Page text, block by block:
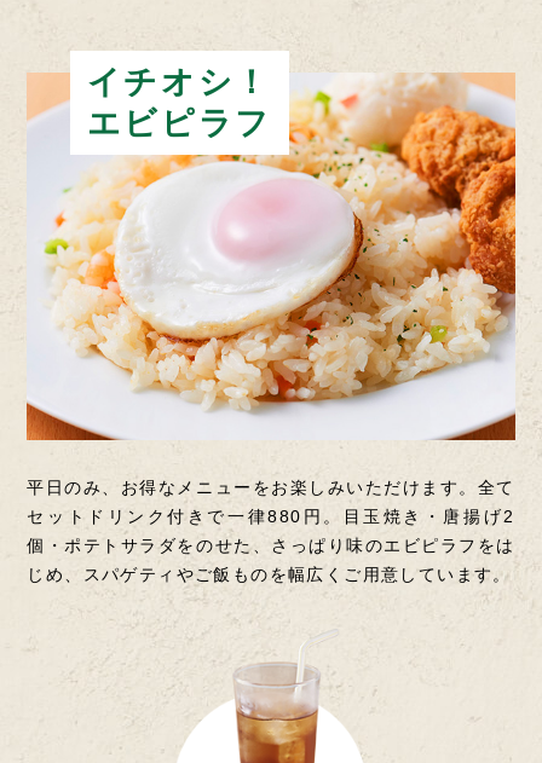
イチオシ！
エビピラフ
平日のみ、お得なメニューをお楽しみいただけます。 全て
セットドリンク付きで一律880円。
目玉焼き・唐揚げ2
個・ポテトサラダをのせた、 さっぱり味のエビピラフをは
じめ、 スパゲティやご飯ものを幅広くご用意しています。